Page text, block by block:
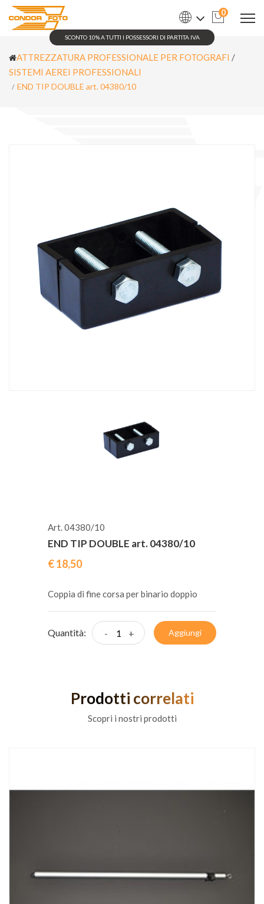
SCONTO 10% A TUTTI I POSSESSORI DI PARTITA IVA
0
ATTREZZATURA PROFESSIONALE PER FOTOGRAFI /
SISTEMI AEREI PROFESSIONALI
END TIP DOUBLE art. 04380/10
Art. 04380/10
END TIP DOUBLE art. 04380/10
€ 18,50
Coppia di fine corsa per binario doppio
Quantità: - + Aggiungi
Prodotti correlati
Scopri i nostri prodotti